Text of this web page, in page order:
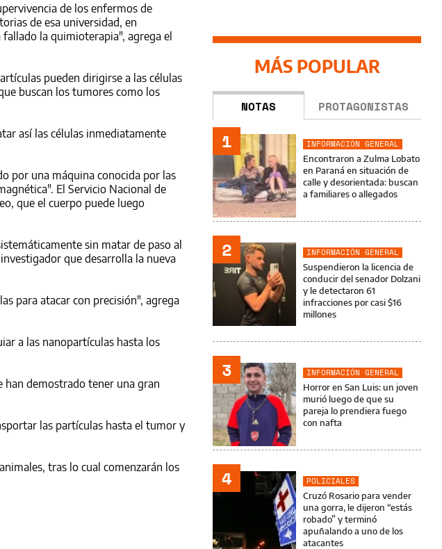
de los enfermos de
de esa universidad, en
fallado la quimioterapia", agrega el
pueden dirigirse a las células
buscan los tumores como los
así las células inmediatamente
por una máquina conocida por las
El Servicio Nacional de
que el cuerpo puede luego
sin matar de paso al
que desarrolla la nueva
para atacar con precisión", agrega
a las nanopartículas hasta los
han demostrado tener una gran
las partículas hasta el tumor y
tras lo cual comenzarán los
MÁS POPULAR
NOTAS PROTAGONISTAS
1
INFORMACIÓN GENERAL
Encontraron a Zulma Lobato
en Paraná en situación de
calle y desorientada: buscan
a familiares o allegados
2
INFORMACIÓN GENERAL
Suspendieron la licencia de
conducir del senador Dolzani
y le detectaron 61
infracciones por casi $16
millones
3
INFORMACIÓN GENERAL
Horror en San Luis: un joven
murió luego de que su
pareja lo prendiera fuego
con nafta
4
POLICIALES
Cruzó Rosario para vender
una gorra, le dijeron “estás
robado” y terminó
apuñalando a uno de los
atacantes